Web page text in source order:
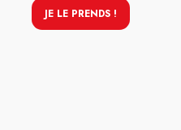
JE LE PRENDS !